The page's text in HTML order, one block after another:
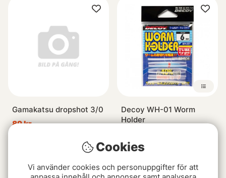
Gamakatsu dropshot 3/0
89 kr
Decoy WH-01 Worm
Holder
Cookies
Vi använder cookies och personuppgifter för att